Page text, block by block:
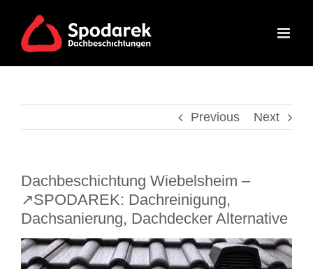
content
Previous Next
Dachbeschichtung Wiebelsheim –
↗️SPODAREK: Dachreinigung,
Dachsanierung, Dachdecker Alternative